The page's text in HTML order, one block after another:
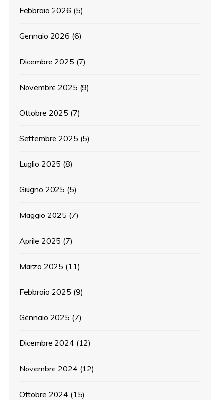
Febbraio 2026 (5)
Gennaio 2026 (6)
Dicembre 2025 (7)
Novembre 2025 (9)
Ottobre 2025 (7)
Settembre 2025 (5)
Luglio 2025 (8)
Giugno 2025 (5)
Maggio 2025 (7)
Aprile 2025 (7)
Marzo 2025 (11)
Febbraio 2025 (9)
Gennaio 2025 (7)
Dicembre 2024 (12)
Novembre 2024 (12)
Ottobre 2024 (15)